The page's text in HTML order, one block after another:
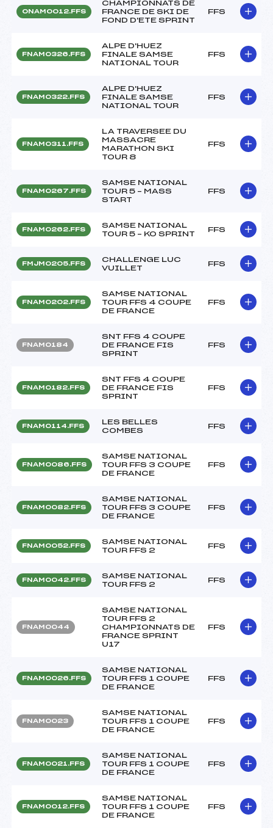
ONAM0012.FFS
CHAMPIONNATS DE
FRANCE DE SKI DE
FOND D'ETE SPRINT
FFS
FNAM0326.FFS
ALPE D'HUEZ
FINALE SAMSE
NATIONAL TOUR
FFS
FNAM0322.FFS
ALPE D'HUEZ
FINALE SAMSE
NATIONAL TOUR
FFS
FNAM0311.FFS
LA TRAVERSEE DU
MASSACRE
MARATHON SKI
TOUR 8
FFS
FNAM0267.FFS
SAMSE NATIONAL
TOUR 5 – MASS
START
FFS
FNAM0262.FFS
SAMSE NATIONAL
TOUR 5 – KO SPRINT
FFS
FMJM0205.FFS
CHALLENGE LUC
VUILLET
FFS
FNAM0202.FFS
SAMSE NATIONAL
TOUR FFS 4 COUPE
DE FRANCE
FFS
FNAM0184
SNT FFS 4 COUPE
DE FRANCE FIS
SPRINT
FFS
FNAM0182.FFS
SNT FFS 4 COUPE
DE FRANCE FIS
SPRINT
FFS
FNAM0114.FFS
LES BELLES
COMBES
FFS
FNAM0086.FFS
SAMSE NATIONAL
TOUR FFS 3 COUPE
DE FRANCE
FFS
FNAM0082.FFS
SAMSE NATIONAL
TOUR FFS 3 COUPE
DE FRANCE
FFS
FNAM0052.FFS
SAMSE NATIONAL
TOUR FFS 2
FFS
FNAM0042.FFS
SAMSE NATIONAL
TOUR FFS 2
FFS
FNAM0044
SAMSE NATIONAL
TOUR FFS 2
CHAMPIONNATS DE
FRANCE SPRINT
U17
FFS
FNAM0026.FFS
SAMSE NATIONAL
TOUR FFS 1 COUPE
DE FRANCE
FFS
FNAM0023
SAMSE NATIONAL
TOUR FFS 1 COUPE
DE FRANCE
FFS
FNAM0021.FFS
SAMSE NATIONAL
TOUR FFS 1 COUPE
DE FRANCE
FFS
FNAM0012.FFS
SAMSE NATIONAL
TOUR FFS 1 COUPE
DE FRANCE
FFS